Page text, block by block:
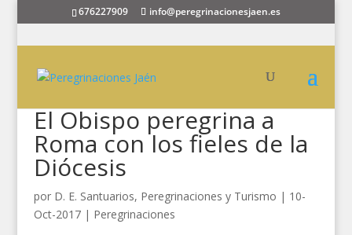
676227909 info@peregrinacionesjaen.es
El Obispo peregrina a
Roma con los fieles de la
Diócesis
por D. E. Santuarios, Peregrinaciones y Turismo | 10-
Oct-2017| Peregrinaciones